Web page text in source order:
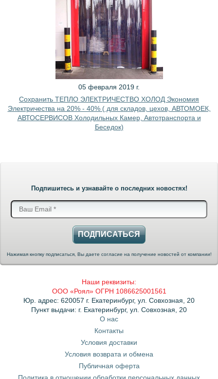
05 февраля 2019 г.
Сохранить ТЕПЛО ЭЛЕКТРИЧЕСТВО ХОЛОД Экономия
Электричества на 20% - 40% ( для складов, цехов, АВТОМОЕК,
АВТОСЕРВИСОВ Холодильных Камер, Автотранспорта и
Беседок)
Подпишитесь и узнавайте о последних новостях!
ПОДПИСАТЬСЯ
Нажимая кнопку подписаться, Вы даете согласие на получение новостей от компании!
Наши реквизиты:
ООО «Роял» ОГРН 1086625001561
Юр. адрес: 620057 г. Екатеринбург, ул. Совхозная, 20
Пункт выдачи: г. Екатеринбург, ул. Совхозная, 20
О нас
Контакты
Условия доставки
Условия возврата и обмена
Публичная оферта
Политика в отношении обработки персональных данных